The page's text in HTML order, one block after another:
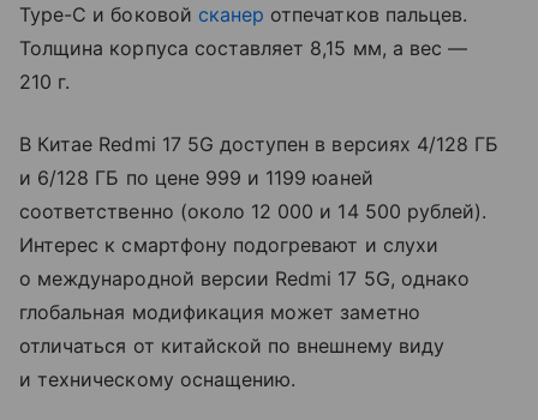
Type-C и боковой сканер отпечатков пальцев.
Толщина корпуса составляет 8,15 мм, а вес —
210 г.
В Китае Redmi 17 5G доступен в версиях 4/128 ГБ
и 6/128 ГБ по цене 999 и 1199 юаней
соответственно (около 12 000 и 14 500 рублей).
Интерес к смартфону подогревают и слухи
о международной версии Redmi 17 5G, однако
глобальная модификация может заметно
отличаться от китайской по внешнему виду
и техническому оснащению.